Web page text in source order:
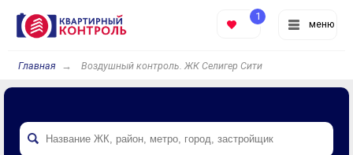
меню
1
Главная Воздушный контроль. ЖК Селигер Сити